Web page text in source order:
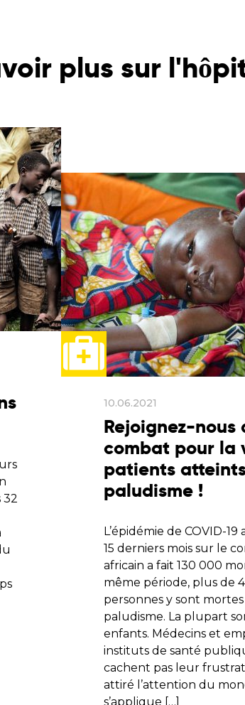
plus sur
32
10.06.2021
Rejoignez-nous
combat pour la
patients
paludisme !
L’épidémie de COVID-
15 derniers mois sur le
africain a fait 130 000
même période, plus de
personnes y sont
paludisme. La plupart
enfants. Médecins et
instituts de santé
cachent pas leur
attiré l’attention du
s’applique […]